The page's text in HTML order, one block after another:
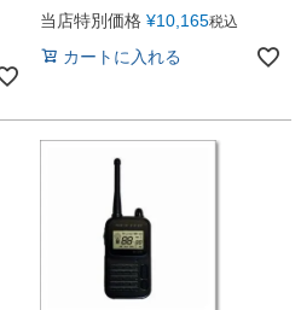
当店特別価格 ¥10,165税込
カートに入れる